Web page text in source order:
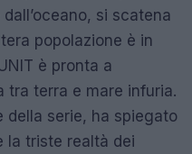
si scatena
popolazione è in
è pronta a
tra terra e mare infuria.
della serie, ha spiegato
la triste realtà dei